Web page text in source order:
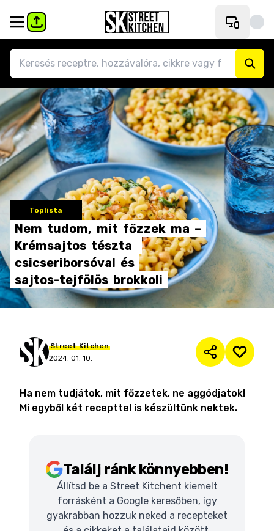
Toplista
Nem tudom, mit főzzek ma –
Krémsajtos tészta
csicseriborsóval és
sajtos-tejfölös brokkoli
Street Kitchen
2024. 01. 10.
Ha nem tudjátok, mit főzzetek, ne aggódjatok!
Mi egyből két recepttel is készültünk nektek.
Találj ránk könnyebben!
Állítsd be a Street Kitchent kiemelt
forrásként a Google keresőben, így
gyakrabban hozzuk neked a recepteket